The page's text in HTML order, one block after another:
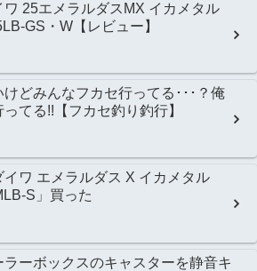
ワ 25エメラルダスMX イカメタル
GS・W【レビュー】
けどみんなフカセ行ってる･･･？俺
ってる!!【フカセ釣り釣行】
イワ エメラルダス X イカメタル
S」買った
ラーボックスのキャスターを静音キ